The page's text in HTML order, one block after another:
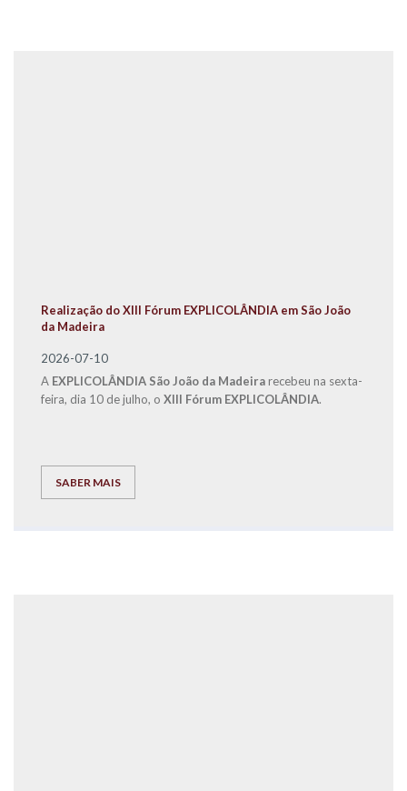
Realização do XIII Fórum EXPLICOLÂNDIA em São João
da Madeira
2026-07-10
A EXPLICOLÂNDIA São João da Madeirarecebeu na sexta-
feira, dia 10 de julho, o XIII Fórum EXPLICOLÂNDIA.
SABER MAIS